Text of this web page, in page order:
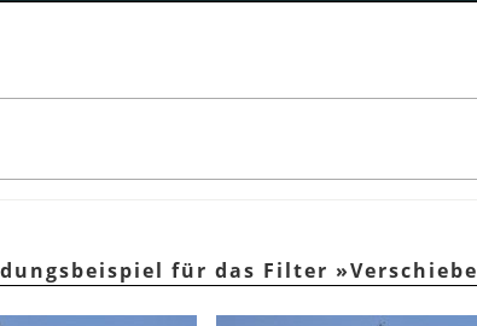
für das Filter